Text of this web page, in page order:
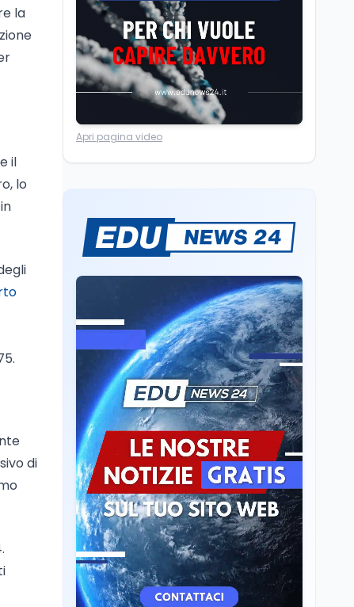
la
il
lo
di
Sud triplica
Cultura 6 ago
Francesco Guccini si è
spento a Pàvana: addio
al Maestrone
Ricerca6 ago
Un secolo di Warburg: il
Il rivelatore che 'vede' i
reattori spenti
roccia
Scuola6 ago
Posizioni economiche
ATA: la matematica
degli arretrati fino a
4.150 euro
Cultura6 ago
Spesa culturale in
Lombardia da record,
ma la voragine Nord-
Sud triplica
Cultura 6 ago
Francesco Guccini si è
spento a Pàvana: addio
al Maestrone
Apri pagina video